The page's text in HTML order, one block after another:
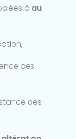
à au
des
des